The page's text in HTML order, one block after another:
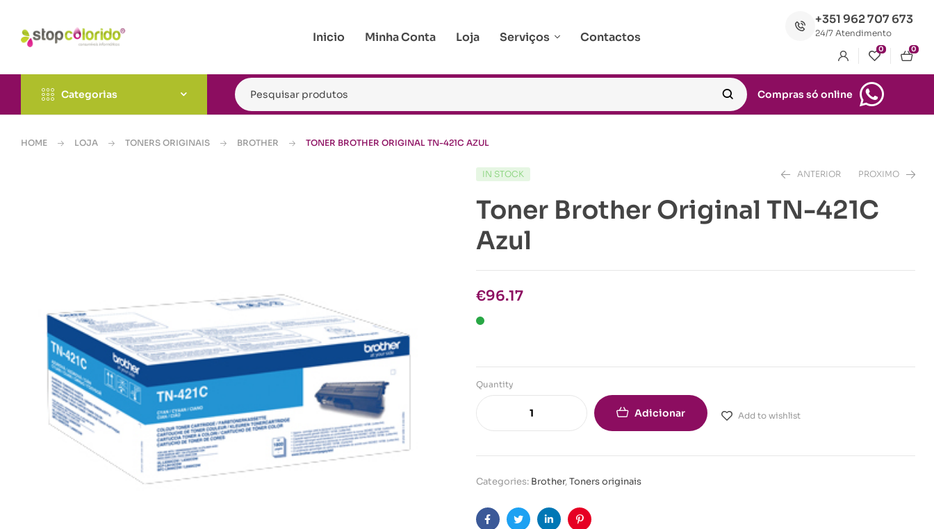
Inicio Minha Conta Loja Serviços Contactos
+351 962 707 673
24/7 Atendimento
0 0
Categorias Compras só online
HOME LOJA TONERS ORIGINAIS BROTHER TONER BROTHER ORIGINAL TN-421C AZUL
IN STOCK ANTERIOR PROXIMO
Toner Brother Original TN-421C
Azul
€96.17
Quantity
Adicionar Add to wishlist
Categories: Brother,Toners originais